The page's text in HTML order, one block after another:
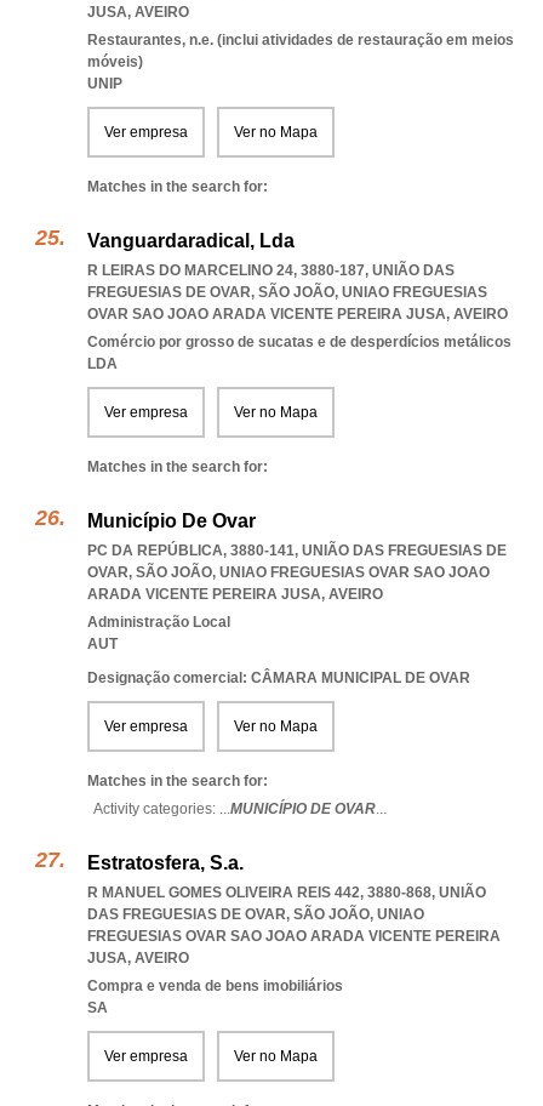
JUSA, AVEIRO
Restaurantes, n.e. (inclui atividades de restauração em meios
móveis)
UNIP
Ver empresa Ver no Mapa
Matches in the search for:
Vanguardaradical, Lda
R LEIRAS DO MARCELINO 24, 3880-187, UNIÃO DAS
FREGUESIAS DE OVAR, SÃO JOÃO, UNIAO FREGUESIAS
OVAR SAO JOAO ARADA VICENTE PEREIRA JUSA, AVEIRO
Comércio por grosso de sucatas e de desperdícios metálicos
LDA
Ver empresa Ver no Mapa
Matches in the search for:
Município De Ovar
PC DA REPÚBLICA, 3880-141, UNIÃO DAS FREGUESIAS DE
OVAR, SÃO JOÃO, UNIAO FREGUESIAS OVAR SAO JOAO
ARADA VICENTE PEREIRA JUSA, AVEIRO
Administração Local
AUT
Designação comercial: CÂMARA MUNICIPAL DE OVAR
Ver empresa Ver no Mapa
Matches in the search for:
Activity categories: ...MUNICÍPIO DE OVAR...
Estratosfera, S.a.
R MANUEL GOMES OLIVEIRA REIS 442, 3880-868, UNIÃO
DAS FREGUESIAS DE OVAR, SÃO JOÃO, UNIAO
FREGUESIAS OVAR SAO JOAO ARADA VICENTE PEREIRA
JUSA, AVEIRO
Compra e venda de bens imobiliários
SA
Ver empresa Ver no Mapa